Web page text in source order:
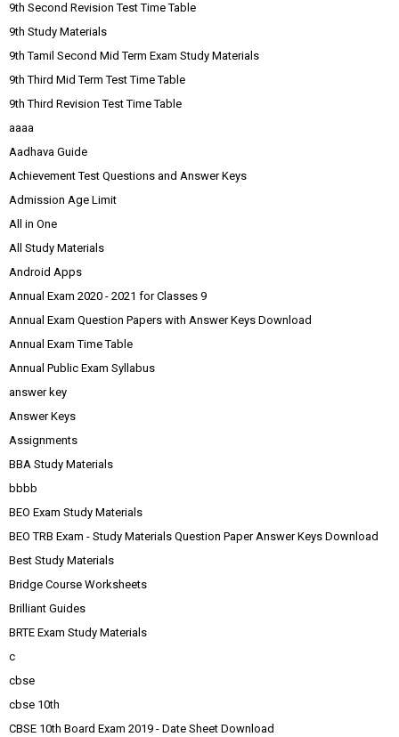
9th Second Revision Test Time Table
9th Study Materials
9th Tamil Second Mid Term Exam Study Materials
9th Third Mid Term Test Time Table
9th Third Revision Test Time Table
aaaa
Aadhava Guide
Achievement Test Questions and Answer Keys
Admission Age Limit
All in One
All Study Materials
Android Apps
Annual Exam 2020 - 2021 for Classes 9
Annual Exam Question Papers with Answer Keys Download
Annual Exam Time Table
Annual Public Exam Syllabus
answer key
Answer Keys
Assignments
BBA Study Materials
bbbb
BEO Exam Study Materials
BEO TRB Exam - Study Materials Question Paper Answer Keys Download
Best Study Materials
Bridge Course Worksheets
Brilliant Guides
BRTE Exam Study Materials
c
cbse
cbse 10th
CBSE 10th Board Exam 2019 - Date Sheet Download